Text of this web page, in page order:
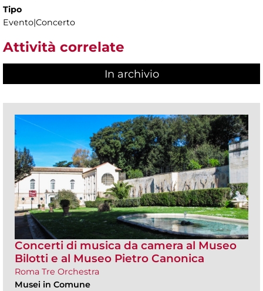
Tipo
Evento|Concerto
Attività correlate
In archivio
Concerti di musica da camera al Museo
Bilotti e al Museo Pietro Canonica
Roma Tre Orchestra
Musei in Comune